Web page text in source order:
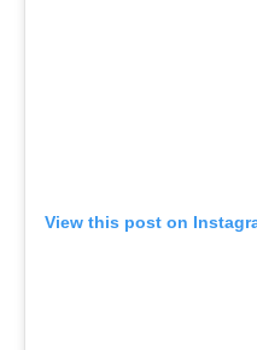
View this post on